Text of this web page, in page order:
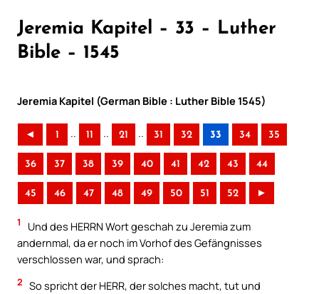
Jeremia Kapitel – 33 – Luther
Bible – 1545
Jeremia Kapitel (German Bible : Luther Bible 1545)
◄ 1 .. 11 .. 21 .. 31 32 33 34 35
36 37 38 39 40 41 42 43 44
45 46 47 48 49 50 51 52 ►
1
Und des HERRN Wort geschah zu Jeremia zum
andernmal, da er noch im Vorhof des Gefängnisses
verschlossen war, und sprach:
2 So spricht der HERR, der solches macht, tut und